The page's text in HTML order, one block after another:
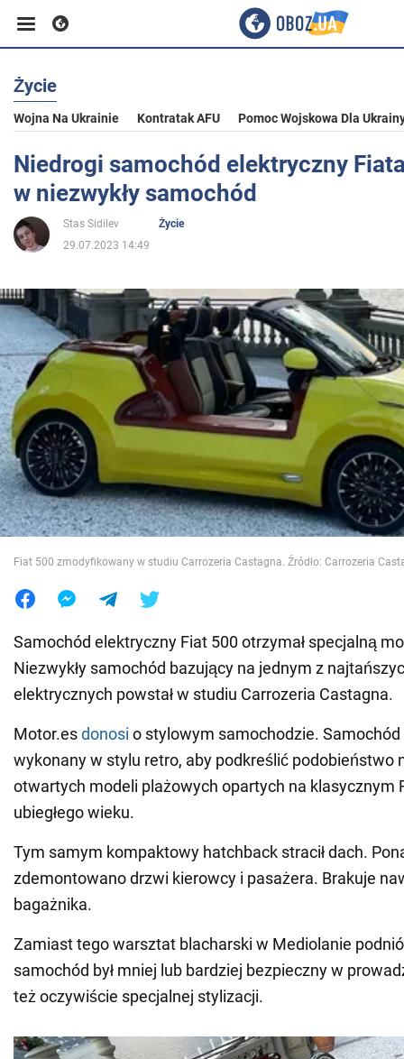
Biznes
Sport
Rozrywka
Polityka
Społeczeństwo
Wojna na Ukrainie
Świat
Jedzenie
Życie
Wojna Na Ukrainie Kontratak AFU Pomoc Wojskowa Dla
Niedrogi samochód elektryczny
w niezwykły samochód
Stas Sidilev
Życie
29.07.2023 14:49
Fiat 500 zmodyfikowany w studiu Carrozeria Castagna. Źródło: Carrozeria
Samochód elektryczny Fiat 500 otrzymał specjalną
Niezwykły samochód bazujący na jednym z
elektrycznych powstał w studiu Carrozeria Castagna.
Motor.esdonosi o stylowym samochodzie. Samochód
wykonany w stylu retro, aby podkreślić podobieństwo
otwartych modeli plażowych opartych na klasycznym
ubiegłego wieku.
Tym samym kompaktowy hatchback stracił dach.
zdemontowano drzwi kierowcy i pasażera. Brakuje
bagażnika.
Zamiast tego warsztat blacharski w Mediolanie
samochód był mniej lub bardziej bezpieczny w
też oczywiście specjalnej stylizacji.